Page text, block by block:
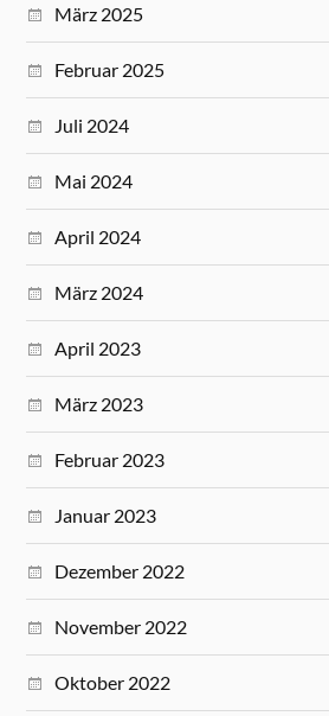
März 2025
Februar 2025
Juli 2024
Mai 2024
April 2024
März 2024
April 2023
März 2023
Februar 2023
Januar 2023
Dezember 2022
November 2022
Oktober 2022